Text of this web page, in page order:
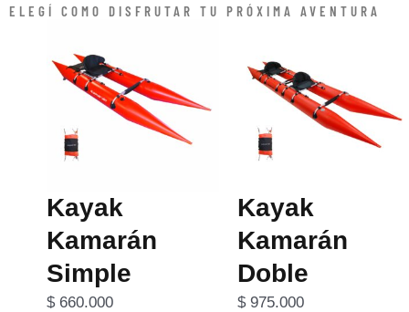
ELEGÍ COMO DISFRUTAR TU PRÓXIMA AVENTURA
Kayak
Kamarán
Simple
$660.000
múltiples
variantes.
Kayak
Kamarán
Doble
$975.000